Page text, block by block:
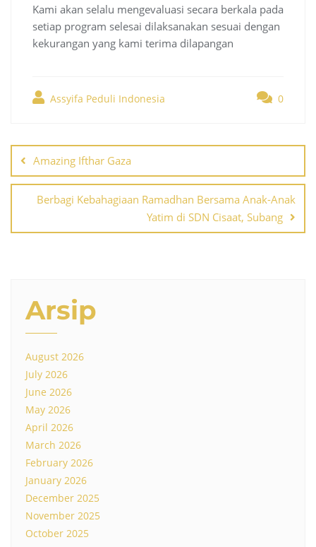
Kami akan selalu mengevaluasi secara berkala pada
setiap program selesai dilaksanakan sesuai dengan
kekurangan yang kami terima dilapangan
Assyifa Peduli Indonesia 0
navigation
Amazing Ifthar Gaza
Berbagi Kebahagiaan Ramadhan Bersama Anak-Anak
Yatim di SDN Cisaat, Subang
Arsip
August 2026
July 2026
June 2026
May 2026
April 2026
March 2026
February 2026
January 2026
December 2025
November 2025
October 2025